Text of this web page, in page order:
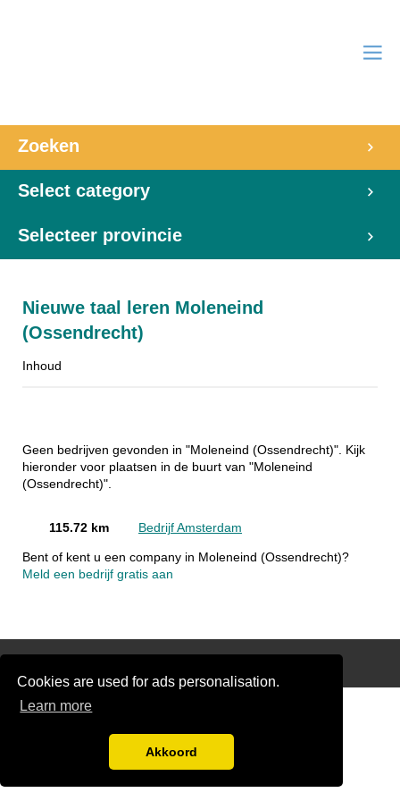
Cookies are used for ads personalisation.
Learn more
Akkoord
Zoeken
Select category
Selecteer provincie
Nieuwe taal leren Moleneind
(Ossendrecht)
Inhoud
Geen bedrijven gevonden in "Moleneind (Ossendrecht)". Kijk
hieronder voor plaatsen in de buurt van "Moleneind
(Ossendrecht)".
115.72 km Bedrijf Amsterdam
Bent of kent u een company in Moleneind (Ossendrecht)?
Meld een bedrijf gratis aan